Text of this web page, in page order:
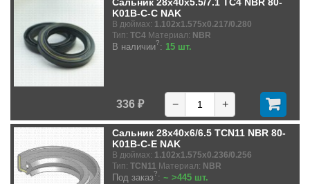
K01B-C-C NAK
В дюймах: 1.102x1.575x0.217/0.280
Тип: TC4 Материал: NBR
В наличии?: 15 шт.
336 ₽ − +
Сальник 28x40x6/6.5 TCN11 NBR 80-
K01B-C-E NAK
В дюймах: 1.102x1.575x0.236/0.256
Тип: TCN11 Материал: NBR
Под заказ?: ~ >445 шт.